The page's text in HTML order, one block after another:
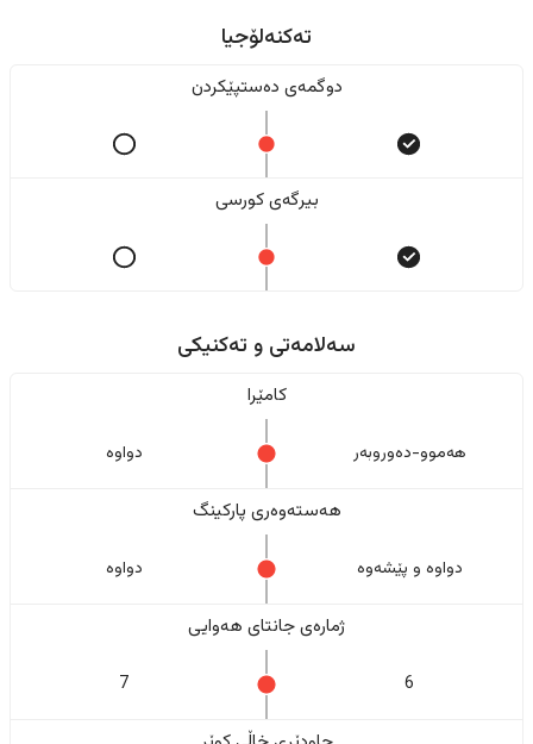
تەکنەلۆجیا
دوگمەی دەستپێکردن
بیرگەی کورسی
سەلامەتی و تەکنیکی
کامێرا
هەموو-دەوروبەر دواوە
هەستەوەری پارکینگ
دواوە و پێشەوە دواوە
ژمارەی جانتای هەوایی
6
7